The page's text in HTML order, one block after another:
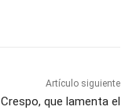
Artículo siguiente
Crespo, que lamenta el